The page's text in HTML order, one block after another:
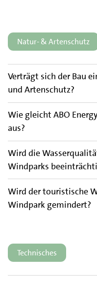
Natur- & Artenschutz
Verträgt sich der Bau
und Artenschutz?
Wie gleicht ABO
aus?
Wird die
Windparks
Wird der touristische
Windpark gemindert?
Technisches